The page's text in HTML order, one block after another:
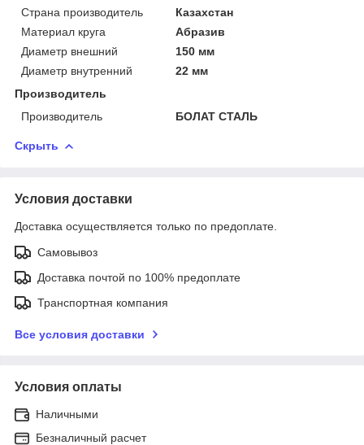
Страна производитель
Казахстан
Материал круга
Абразив
Диаметр внешний
150 мм
Диаметр внутренний
22 мм
Производитель
Производитель
БОЛАТ СТАЛЬ
Скрыть
Условия доставки
Доставка осуществляется только по предоплате.
Самовывоз
Доставка почтой по 100% предоплате
Транспортная компания
Все условия доставки
Условия оплаты
Наличными
Безналичный расчет